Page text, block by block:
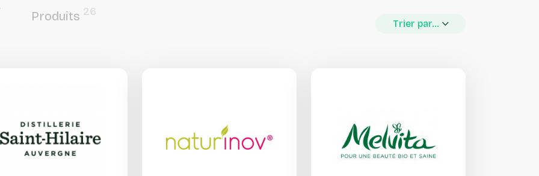
Produits 26
Trier par...